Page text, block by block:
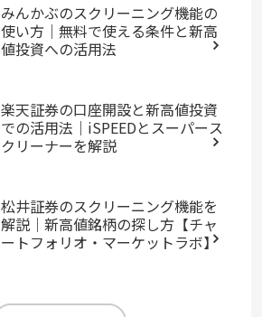
みんかぶのスクリーニング機能の
使い方｜無料で使える条件と新高
値投資への活用法
楽天証券の口座開設と新高値投資
での活用法｜iSPEEDとスーパース
クリーナーを解説
松井証券のスクリーニング機能を
解説｜新高値銘柄の探し方【チャ
ートフォリオ・マーケットラボ】